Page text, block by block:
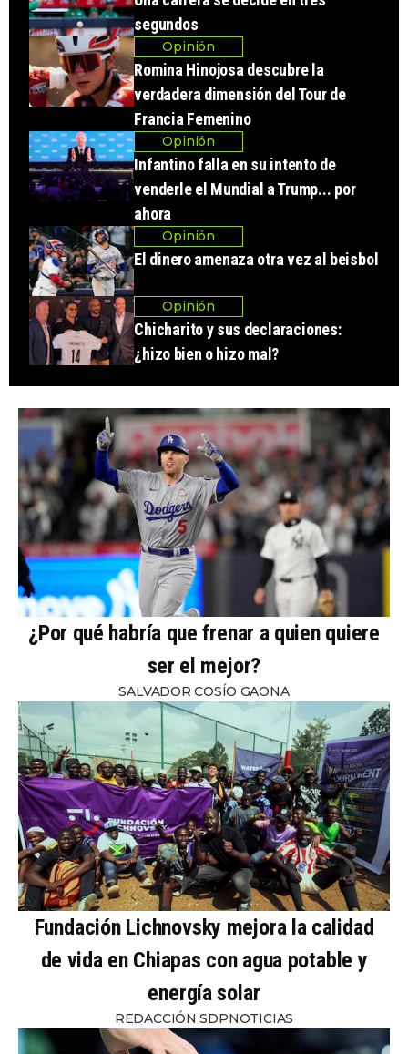
segundos
Opinión
Romina Hinojosa descubre la
verdadera dimensión del Tour de
Francia Femenino
Opinión
Infantino falla en su intento de
venderle el Mundial a Trump... por
ahora
Opinión
El dinero amenaza otra vez al beisbol
Opinión
Chicharito y sus declaraciones:
¿hizo bien o hizo mal?
¿Por qué habría que frenar a quien quiere
ser el mejor?
SALVADOR COSÍO GAONA
Fundación Lichnovsky mejora la calidad
de vida en Chiapas con agua potable y
energía solar
REDACCIÓN SDPNOTICIAS